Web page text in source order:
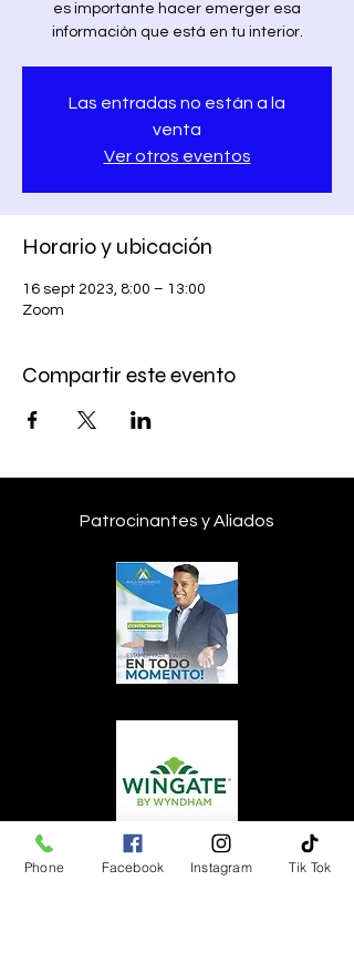
es importante hacer emerger esa
información que está en tu interior.
Las entradas no están a la
venta
Ver otros eventos
Horario y ubicación
16 sept 2023, 8:00 – 13:00
Zoom
Compartir este evento
Patrocinantes y Aliados
Phone Facebook Instagram Tik Tok